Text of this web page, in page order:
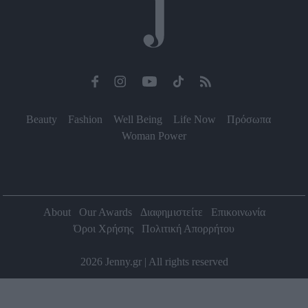
Beauty Fashion Well Being Life Now
Πρόσωπα
Woman Power
About Our Awards Διαφημιστείτε
Επικοινωνία
Όροι Χρήσης
Πολιτική Απορρήτου
2026 Jenny.gr | All rights reserved